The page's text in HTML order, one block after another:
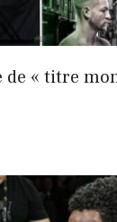
de « titre